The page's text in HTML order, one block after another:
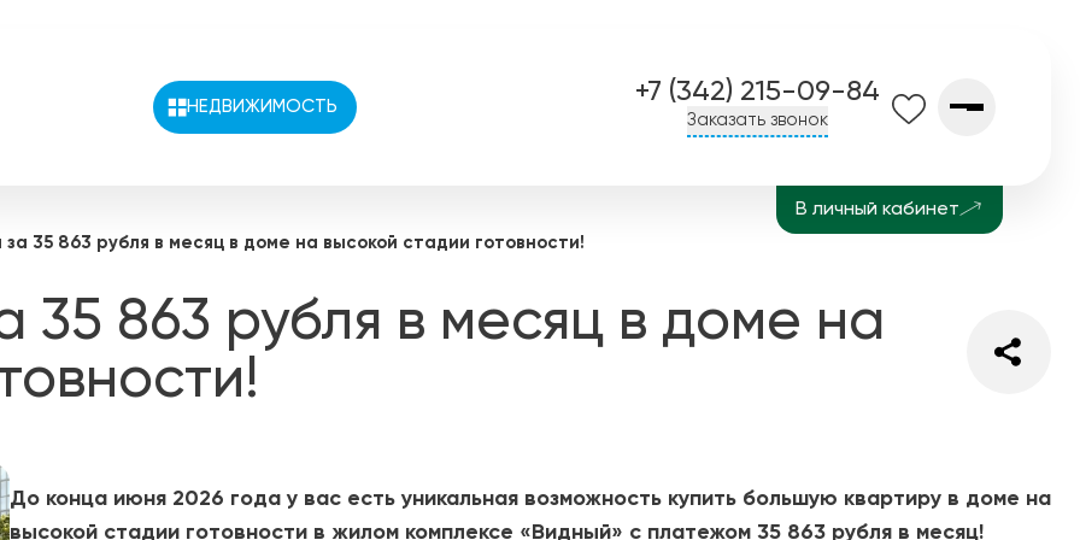
НЕДВИЖИМОСТЬ
+7 (342) 215-09-84
Заказать звонок
Семейная ипотека
Материнский капитал
Сертификаты
В личный кабинет
35 863 рубля в месяц в доме на высокой стадии готовности!
35 863 рубля в месяц в доме на
До конца июня 2026 года у вас есть уникальная возможность купить большую квартиру в доме на
высокой стадии готовности в жилом комплексе «Видный» с платежом 35 863 рубля в месяц!